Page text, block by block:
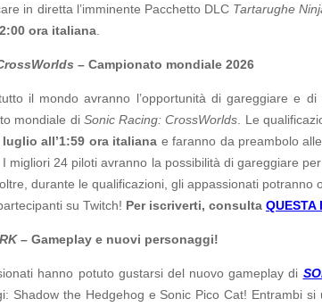
in diretta l’imminente Pacchetto DLC Tartarughe
ora italiana
– Campionato mondiale 2026
il mondo avranno l’opportunità di gareggiare e
mondiale di Sonic Racing: CrossWorlds . Le
all’1:59 ora italiana e faranno da preambolo
I migliori 24 piloti avranno la possibilità di gareggiare
durante le qualificazioni, gli appassionati potranno
su Twitch! Per iscriverti, consulta QUESTA
– Gameplay e nuovi personaggi!
hanno potuto gustarsi del nuovo gameplay di
Shadow the Hedgehog e Sonic Pico Cat! Entrambi